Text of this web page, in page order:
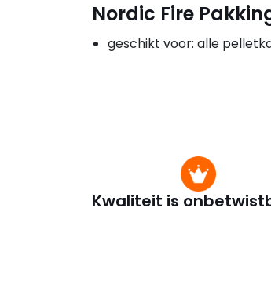
Nordic Fire
geschikt voor: alle
Kwaliteit is